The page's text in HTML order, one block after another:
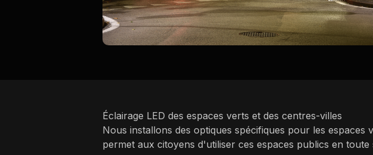
Éclairage LED des espaces verts et des centres-villes
Nous installons des optiques spécifiques pour les
permet aux citoyens d'utiliser ces espaces publics en toute